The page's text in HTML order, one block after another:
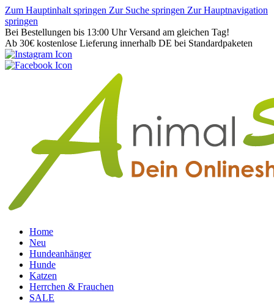
Zum Hauptinhalt springen Zur Suche springen Zur Hauptnavigation
springen
Bei Bestellungen bis 13:00 Uhr Versand am gleichen Tag!
Ab 30€ kostenlose Lieferung innerhalb DE bei Standardpaketen
Home
Neu
Hundeanhänger
Hunde
Katzen
Herrchen & Frauchen
SALE